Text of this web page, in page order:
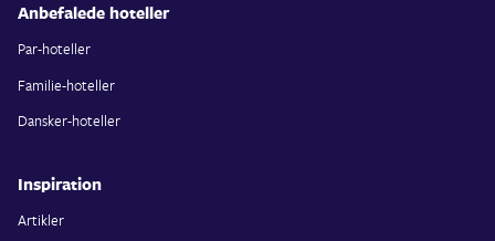
Anbefalede hoteller
Par-hoteller
Familie-hoteller
Dansker-hoteller
Inspiration
Artikler